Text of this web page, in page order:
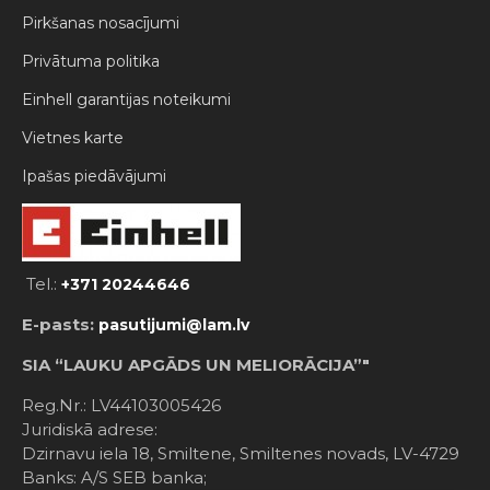
Pirkšanas nosacījumi
Privātuma politika
Einhell garantijas noteikumi
Vietnes karte
Ipašas piedāvājumi
Tel.: +371 20244646
E-pasts: pasutijumi@lam.lv
SIA “LAUKU APGĀDS UN MELIORĀCIJA”"
Reg.Nr.: LV44103005426
Juridiskā adrese:
Dzirnavu iela 18, Smiltene, Smiltenes novads, LV-4729
Banks: A/S SEB banka;